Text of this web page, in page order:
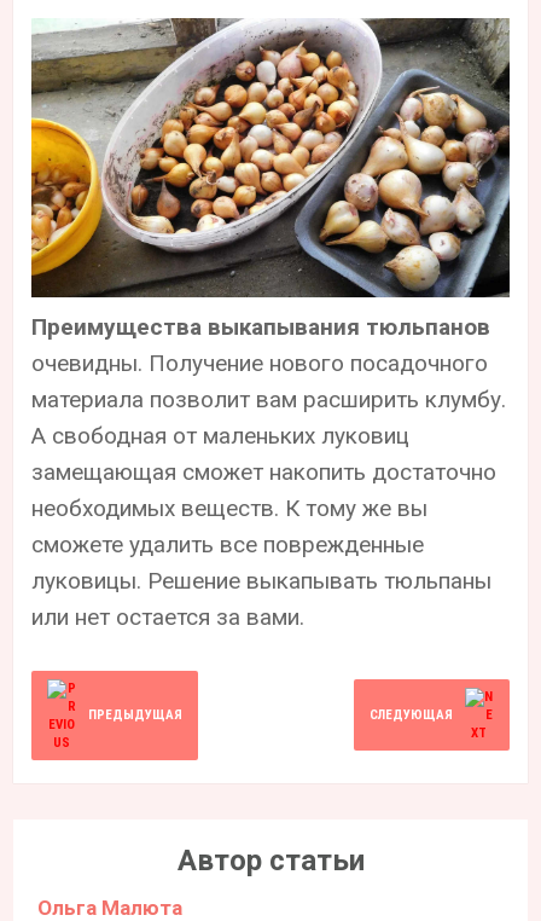
Преимущества выкапывания тюльпанов
очевидны. Получение нового посадочного
материала позволит вам расширить клумбу.
А свободная от маленьких луковиц
замещающая сможет накопить достаточно
необходимых веществ. К тому же вы
сможете удалить все поврежденные
луковицы. Решение выкапывать тюльпаны
или нет остается за вами.
ПРЕДЫДУЩАЯ СЛЕДУЮЩАЯ
Автор статьи
Ольга Малюта